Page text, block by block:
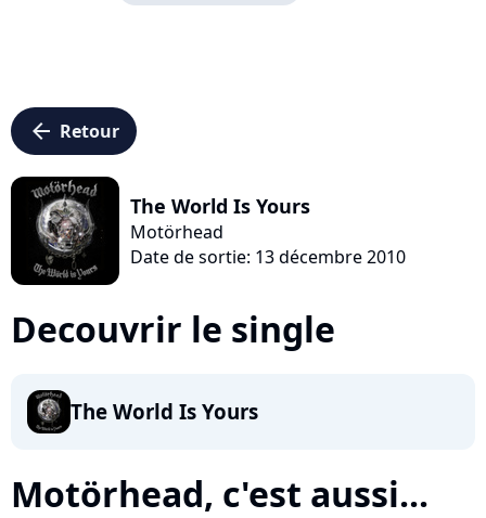
arrow_left Retour
The World Is Yours
Motörhead
Date de sortie: 13 décembre 2010
Decouvrir le single
The World Is Yours
Motörhead, c'est aussi...